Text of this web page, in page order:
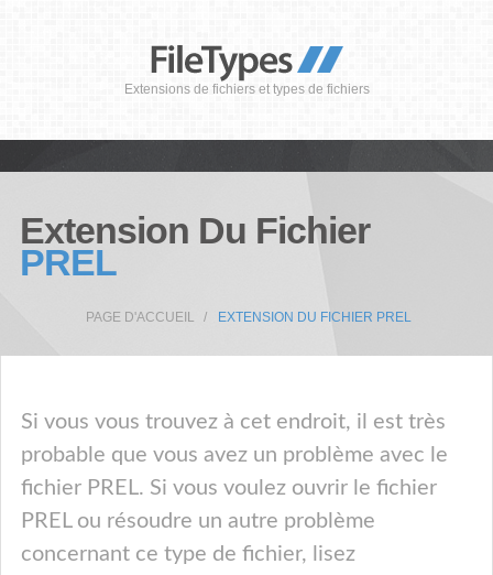
Extensions de fichiers et types de fichiers
Extension Du Fichier
PREL
PAGE D'ACCUEIL EXTENSION DU FICHIER PREL
Si vous vous trouvez à cet endroit, il est très
probable que vous avez un problème avec le
fichier PREL. Si vous voulez ouvrir le fichier
PREL ou résoudre un autre problème
concernant ce type de fichier, lisez